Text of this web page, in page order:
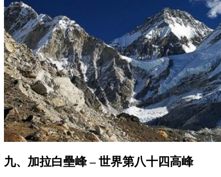
九、加拉白壘峰 – 世界第八十四高峰